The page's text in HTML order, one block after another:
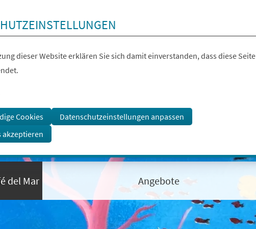
dieser Website erklären Sie sich damit einverstanden, dass diese Seite
Cookies
Datenschutzeinstellungen anpassen
akzeptieren
del Mar Angebote